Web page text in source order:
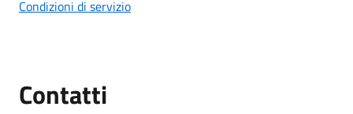
Condizioni di servizio
Contatti